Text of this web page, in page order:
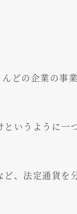
どの企業の事
いうように一
、法定通貨を